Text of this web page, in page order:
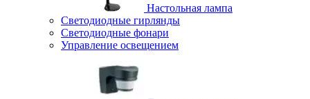
Настольная лампа
Светодиодные гирлянды
Светодиодные фонари
Управление освещением